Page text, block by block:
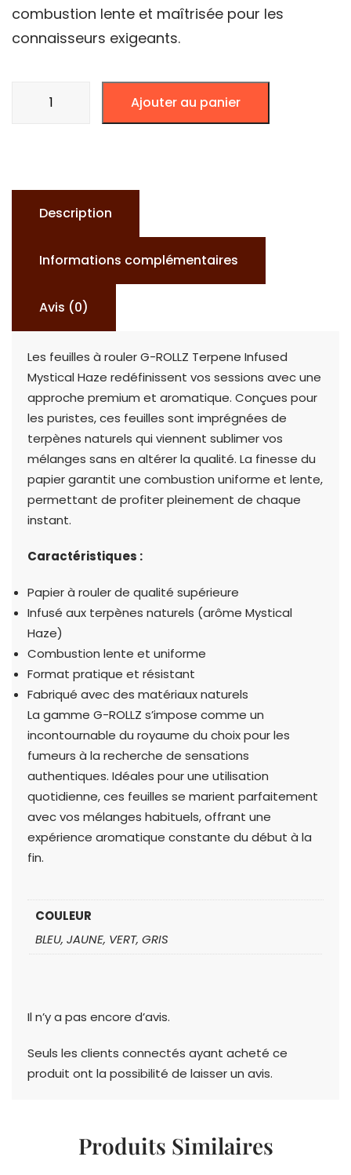
combustion lente et maîtrisée pour les
connaisseurs exigeants.
INFUSED
Ajouter au panier
Description
Informations complémentaires
Avis (0)
Les feuilles à rouler G-ROLLZ Terpene Infused
Mystical Haze redéfinissent vos sessions avec une
approche premium et aromatique. Conçues pour
les puristes, ces feuilles sont imprégnées de
terpènes naturels qui viennent sublimer vos
mélanges sans en altérer la qualité. La finesse du
papier garantit une combustion uniforme et lente,
permettant de profiter pleinement de chaque
instant.
Caractéristiques :
Papier à rouler de qualité supérieure
Infusé aux terpènes naturels (arôme Mystical
Haze)
Combustion lente et uniforme
Format pratique et résistant
Fabriqué avec des matériaux naturels
La gamme G-ROLLZ s’impose comme un
incontournable du royaume du choix pour les
fumeurs à la recherche de sensations
authentiques. Idéales pour une utilisation
quotidienne, ces feuilles se marient parfaitement
avec vos mélanges habituels, offrant une
expérience aromatique constante du début à la
fin.
COULEUR
BLEU, JAUNE, VERT, GRIS
Il n’y a pas encore d’avis.
Seuls les clients connectés ayant acheté ce
produit ont la possibilité de laisser un avis.
Produits Similaires